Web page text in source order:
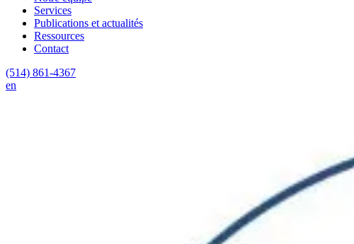
Services
Publications et actualités
Ressources
Contact
(514) 861-4367
en